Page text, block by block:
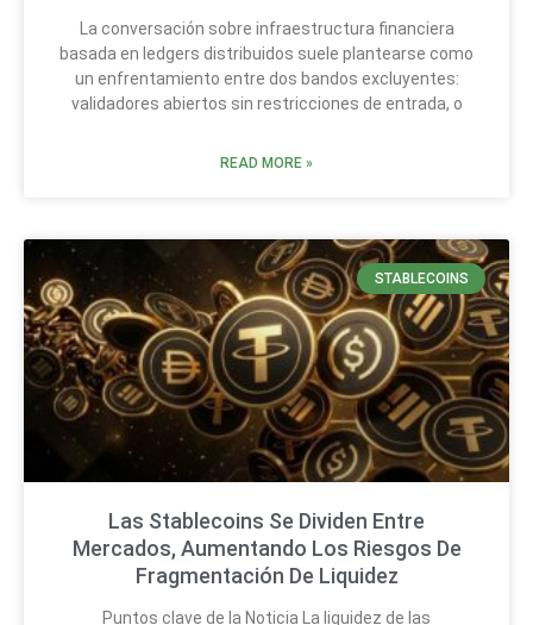
La conversación sobre infraestructura financiera
basada en ledgers distribuidos suele plantearse como
un enfrentamiento entre dos bandos excluyentes:
validadores abiertos sin restricciones de entrada, o
READ MORE »
STABLECOINS
Las Stablecoins Se Dividen Entre
Mercados, Aumentando Los Riesgos De
Fragmentación De Liquidez
Puntos clave de la Noticia La liquidez de las